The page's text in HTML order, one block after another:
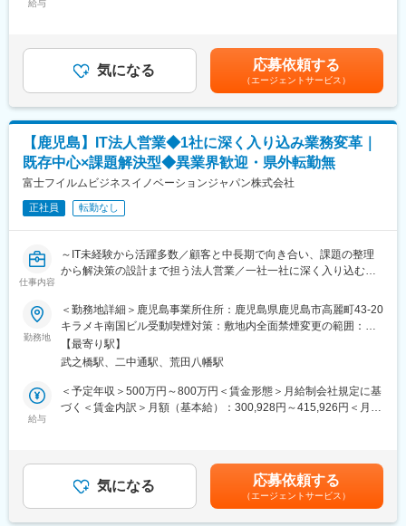
◎宿泊施設に泊まっていただきます。もちろん個室ですし費用は
全額会社負担です。
◎月1回、2泊3日は帰省することが出来ます。帰省の際の交通費
変更の範囲：本文参照
「人の役に立つのが好き」「段取りを組むのが得意」「コツコツ
作業が向いている」そんな方にピッタリです！
★当社では未経験スタートの先輩が7割以上！
アパレル店員、事務職、不動産営業、製造など異業種出身も多
数！
【具体的には】
■スケジュールの調整・管理（予定通り進んでいるかの確認）
■関係者との連絡（メール・電話での調整、打ち合わせ準備）
■CADを使用した図面の作成・修正
■備品や資料の準備、メンバーのサポート
できることから少しずつ覚えればOKです！
■入社後の流れ
入社後はプロジェクト先へ配属となり、先輩がしっかりフォロ
ー。
最初はデータ入力や書類整理、日程確認、関係者への連絡（テン
プレあり）など、できることからスタート。
できる環境です。
給与
無＞有＜残業手当＞有＜給与補足＞※上記理論年収に賞与は含んで
おりません。賞与年2回（社内規定あり）、昇給年1回。時間外手
当は100％別途支給。賃金はあくまでも目安の金額であり、選考
を通じて上下する可能性があります。月給(月額)は固定手当を含め
た表記です。
気になる 応募依頼する
（エージェントサービス）
【鹿児島】IT法人営業◆1社に深く入り込み業務変革｜
既存中心×課題解決型◆異業界歓迎・県外転勤無
富士フイルムビジネスイノベーションジャパン株式会社
正社員 転勤なし
仕事内容
～IT未経験から活躍多数／顧客と中長期で向き合い、課題の整理
から解決策の設計まで担う法人営業／一社一社に深く入り込むか
務可◎～
◎ 強い顧客基盤を持ち、地域企業の業務改善・DXを継続的に支援
◎ 一社一社を深く任され、自社・他社商材を組み合わせた提案設
計が可能
◎ 商材に依存しない思考力・提案力が身につき、市場価値向上を
目指せる
複合機を起点とした強固な顧客接点を活かしながら、業務プロセ
スの改善、ドキュメント利活用、コミュニケーション改革、DX推
進など、顧客の本質的な課題に向き合い続ける営業活動を行いま
勤務地
＜勤務地詳細＞鹿児島事業所住所：鹿児島県鹿児島市高麗町43-20
キラメキ南国ビル受動喫煙対策：敷地内全面禁煙変更の範囲：会
社の定める事業所（リモートワーク含む）
【最寄り駅】
武之橋駅、二中通駅、荒田八幡駅
給与
＜予定年収＞500万円～800万円＜賃金形態＞月給制会社規定に基
づく＜賃金内訳＞月額（基本給）：300,928円～415,926円＜月給
る可能性があります。月給(月額)は固定手当を含めた表記です。
気になる 応募依頼する
（エージェントサービス）